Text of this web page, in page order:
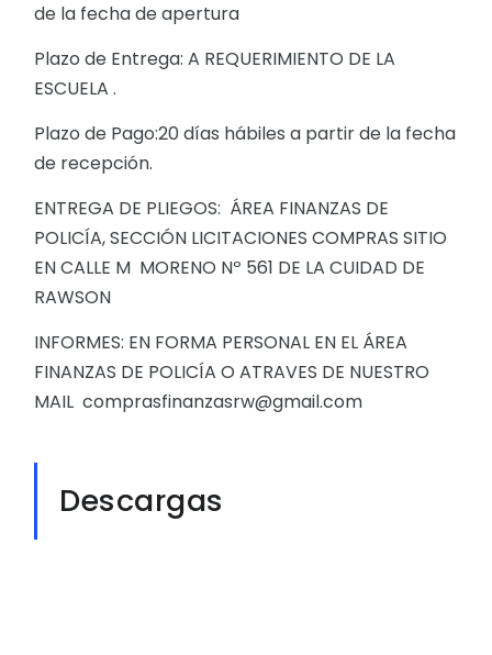
de la fecha de apertura
Plazo de Entrega: A REQUERIMIENTO DE LA
ESCUELA .
Plazo de Pago:20 días hábiles a partir de la fecha
de recepción.
ENTREGA DE PLIEGOS: ÁREA FINANZAS DE
POLICÍA, SECCIÓN LICITACIONES COMPRAS SITIO
EN CALLE M MORENO Nº 561 DE LA CUIDAD DE
RAWSON
INFORMES: EN FORMA PERSONAL EN EL ÁREA
FINANZAS DE POLICÍA O ATRAVES DE NUESTRO
MAIL comprasfinanzasrw@gmail.com
Descargas